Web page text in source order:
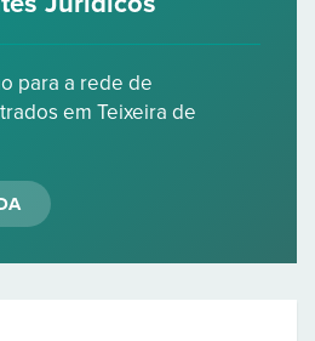
para a rede de
em Teixeira de